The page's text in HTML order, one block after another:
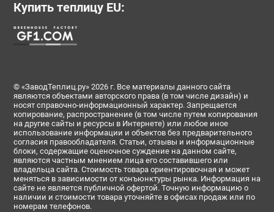
Купить теплицу EU:
© «ЗаводТеплиц.ру» 2026 г. Все материалы данного сайта
являются объектами авторского права (в том числе дизайн) и
носят справочно-информационный характер. Запрещается
копирование, распространение (в том числе путем копирования
на другие сайты и ресурсы в Интернете) или любое иное
использование информации и объектов без предварительного
согласия правообладателя. Статьи, отзывы и информационные
блоки, содержащие оценочное суждение на данном сайте,
являются частным мнением лица его составившего или
владельца сайта. Стоимость товара ориентировочная и может
меняться в зависимости от конъюнктуры рынка. Информация на
сайте не является публичной офертой. Точную информацию о
наличии и стоимости товара уточняйте в офисах продаж или по
номерам телефонов.